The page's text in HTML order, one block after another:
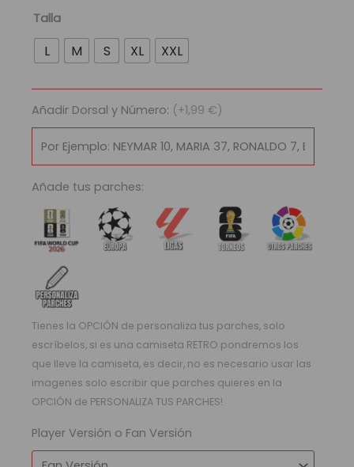
Talla
L M S XL XXL
Añadir Dorsal y Número: (+1,99 €)
Añade tus parches:
Tienes la OPCIÓN de personaliza tus parches, solo
escríbelos, si es una camiseta RETRO pondremos los
que lleve la camiseta, es decir, no es necesario usar las
imagenes solo escribir que parches quieres en la
OPCIÓN de PERSONALIZA TUS PARCHES!
Player Versión o Fan Versión
Camiseta
Selección
Austria
2024
cantidad